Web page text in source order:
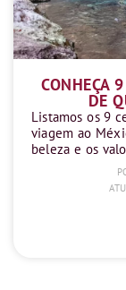
CONHEÇA
DE
Listamos os 9
viagem ao
beleza e os